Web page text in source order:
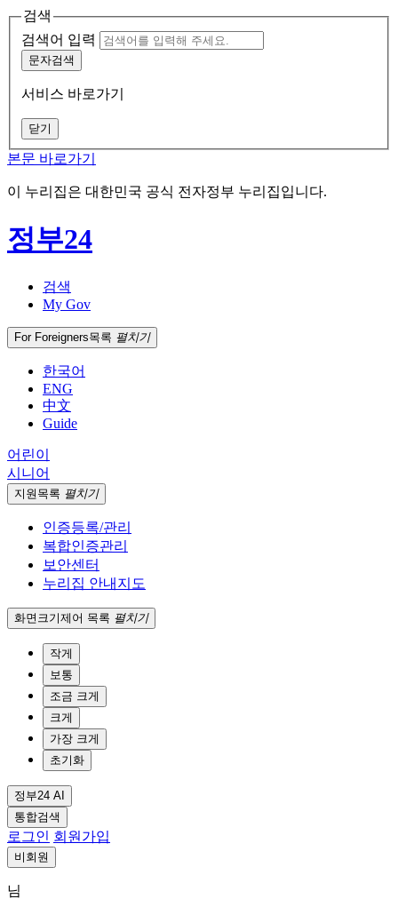
검색
검색어 입력
문자검색
서비스 바로가기
닫기
본문 바로가기
이 누리집은 대한민국 공식 전자정부 누리집입니다.
정부24
검색
My Gov
For Foreigners목록 펼치기
한국어
ENG
中文
Guide
어린이
시니어
지원 목록 펼치기
인증등록/관리
복합인증관리
보안센터
누리집 안내지도
화면크기제어 목록 펼치기
작게
보통
조금 크게
크게
가장 크게
초기화
정부24 AI
통합검색
로그인 회원가입
비회원
님